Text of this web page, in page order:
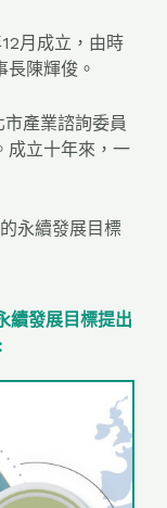
月成立，由時
陳輝俊。
產業諮詢委員
成立十年來，一
永續發展目標
續發展目標提出